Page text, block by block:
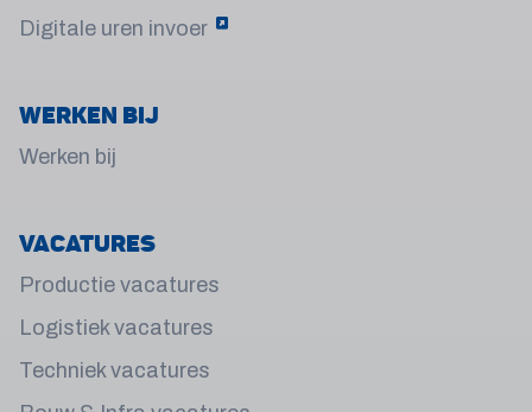
Digitale uren invoer
Werken bij
Werken bij
Vacatures
Productie vacatures
Logistiek vacatures
Techniek vacatures